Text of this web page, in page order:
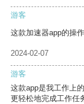
游客
这款加速器app的操
2024-02-07
游客
这款app是我工作上
更轻松地完成工作任